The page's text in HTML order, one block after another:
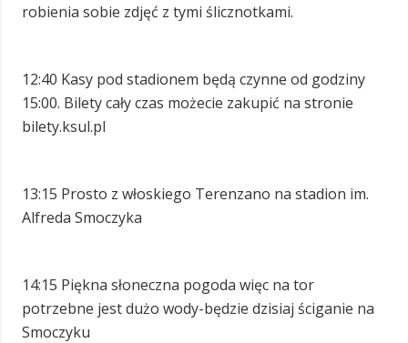
robienia sobie zdjęć z tymi ślicznotkami.
12:40 Kasy pod stadionem będą czynne od godziny
15:00. Bilety cały czas możecie zakupić na stronie
bilety.ksul.pl
13:15 Prosto z włoskiego Terenzano na stadion im.
Alfreda Smoczyka
14:15 Piękna słoneczna pogoda więc na tor
potrzebne jest dużo wody-będzie dzisiaj ściganie na
Smoczyku